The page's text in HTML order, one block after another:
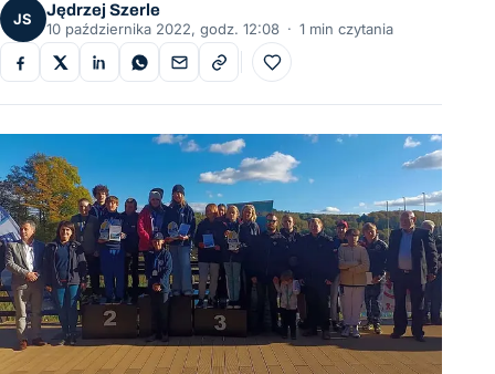
JS
Jędrzej Szerle
10 października 2022, godz. 12:08 · 1 min czytania
Do ulubionych